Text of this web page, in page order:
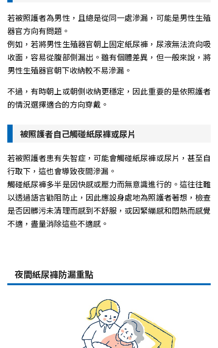
若被照護者為男性，且總是從同一處滲漏，可能是男性生殖
器官方向有問題。
例如，若將男性生殖器官朝上固定紙尿褲，尿液無法流向吸
收面，容易從腹部側漏出。雖有個體差異，但一般來說，將
男性生殖器官朝下收納較不易滲漏。
不過，有時朝上或朝側收納更穩定，因此重要的是依照護者
的情況選擇適合的方向穿戴。
被照護者自己觸碰紙尿褲或尿片
若被照護者患有失智症，可能會觸碰紙尿褲或尿片，甚至自
行取下，這也會導致夜間滲漏。
觸碰紙尿褲多半是因快感或壓力而無意識進行的。這往往難
以透過語言勸阻防止，因此應設身處地為照護者著想，檢查
是否因髒污未清理而感到不舒服，或因緊繃感和悶熱而感覺
不適，盡量消除這些不適感。
夜間紙尿褲防漏重點